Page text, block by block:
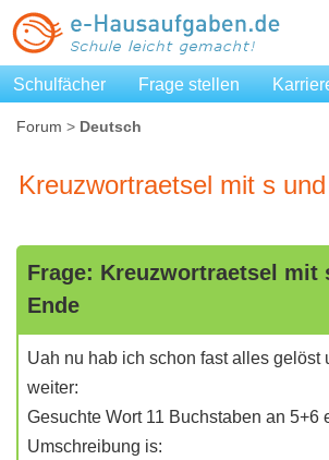
Schulfächer Frage stellen
Forum > Deutsch
Kreuzwortraetsel mit s
Frage: Kreuzwortraetsel mit
Ende
Uah nu hab ich schon fast alles gelöst
weiter:
Gesuchte Wort 11 Buchstaben an 5+6
Umschreibung is: